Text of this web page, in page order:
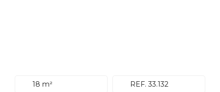
18 m² REF. 33.132